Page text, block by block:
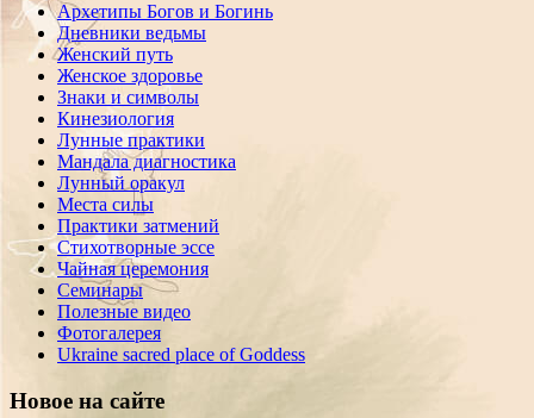
Архетипы Богов и Богинь
Дневники ведьмы
Женский путь
Женское здоровье
Знаки и символы
Кинезиология
Лунные практики
Мандала диагностика
Лунный оракул
Места силы
Практики затмений
Стихотворные эссе
Чайная церемония
Семинары
Полезные видео
Фотогалерея
Ukraine sacred place of Goddess
Новое на сайте